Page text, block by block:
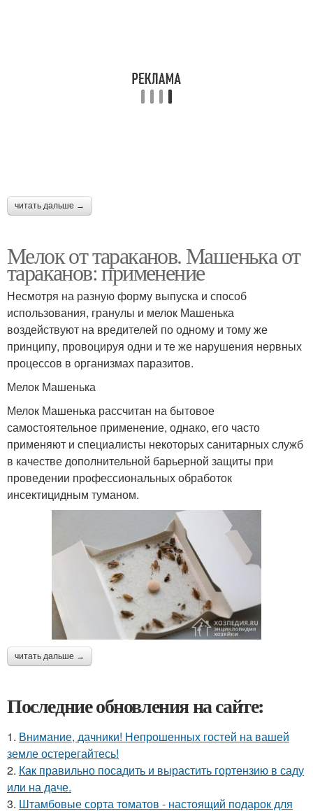
читать дальше →
Мелок от тараканов. Машенька от
тараканов: применение
Несмотря на разную форму выпуска и способ
использования, гранулы и мелок Машенька
воздействуют на вредителей по одному и тому же
принципу, провоцируя одни и те же нарушения нервных
процессов в организмах паразитов.
Мелок Машенька
Мелок Машенька рассчитан на бытовое
самостоятельное применение, однако, его часто
применяют и специалисты некоторых санитарных служб
в качестве дополнительной барьерной защиты при
проведении профессиональных обработок
инсектицидным туманом.
читать дальше →
Последние обновления на сайте:
1. Внимание, дачники! Непрошенных гостей на вашей
земле остерегайтесь!
2. Как правильно посадить и вырастить гортензию в саду
или на даче.
3. Штамбовые сорта томатов - настоящий подарок для